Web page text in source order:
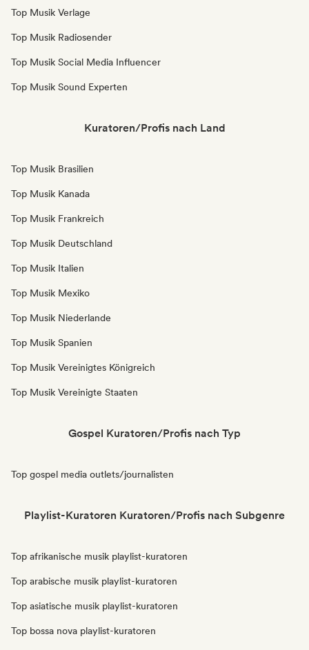
Top Musik Verlage
Top Musik Radiosender
Top Musik Social Media Influencer
Top Musik Sound Experten
Kuratoren/Profis nach Land
Top Musik Brasilien
Top Musik Kanada
Top Musik Frankreich
Top Musik Deutschland
Top Musik Italien
Top Musik Mexiko
Top Musik Niederlande
Top Musik Spanien
Top Musik Vereinigtes Königreich
Top Musik Vereinigte Staaten
Gospel Kuratoren/Profis nach Typ
Top gospel media outlets/journalisten
Playlist-Kuratoren Kuratoren/Profis nach Subgenre
Top afrikanische musik playlist-kuratoren
Top arabische musik playlist-kuratoren
Top asiatische musik playlist-kuratoren
Top bossa nova playlist-kuratoren